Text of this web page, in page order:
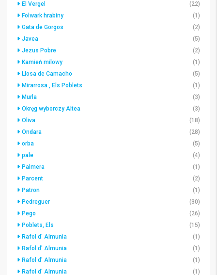
El Vergel
(22)
Folwark hrabiny
(1)
Gata de Gorgos
(2)
Javea
(5)
Jezus Pobre
(2)
Kamień milowy
(1)
Llosa de Camacho
(5)
Mirarrosa , Els Poblets
(1)
Murla
(3)
Okręg wyborczy Altea
(3)
Oliva
(18)
Ondara
(28)
orba
(5)
pale
(4)
Palmera
(1)
Parcent
(2)
Patron
(1)
Pedreguer
(30)
Pego
(26)
Poblets, Els
(15)
Rafol d' Almunia
(1)
Rafol d' Almunia
(1)
Rafol d' Almunia
(1)
Rafol d' Almunia
(1)